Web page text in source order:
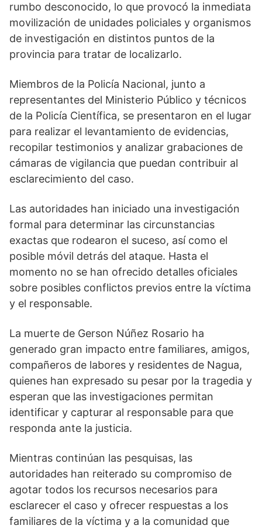
rumbo desconocido, lo que provocó la inmediata
movilización de unidades policiales y organismos
de investigación en distintos puntos de la
provincia para tratar de localizarlo.
Miembros de la Policía Nacional, junto a
representantes del Ministerio Público y técnicos
de la Policía Científica, se presentaron en el lugar
para realizar el levantamiento de evidencias,
recopilar testimonios y analizar grabaciones de
cámaras de vigilancia que puedan contribuir al
esclarecimiento del caso.
Las autoridades han iniciado una investigación
formal para determinar las circunstancias
exactas que rodearon el suceso, así como el
posible móvil detrás del ataque. Hasta el
momento no se han ofrecido detalles oficiales
sobre posibles conflictos previos entre la víctima
y el responsable.
La muerte de Gerson Núñez Rosario ha
generado gran impacto entre familiares, amigos,
compañeros de labores y residentes de Nagua,
quienes han expresado su pesar por la tragedia y
esperan que las investigaciones permitan
identificar y capturar al responsable para que
responda ante la justicia.
Mientras continúan las pesquisas, las
autoridades han reiterado su compromiso de
agotar todos los recursos necesarios para
esclarecer el caso y ofrecer respuestas a los
familiares de la víctima y a la comunidad que